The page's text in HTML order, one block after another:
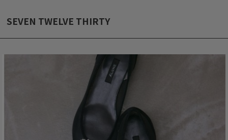
SEVEN TWELVE THIRTY